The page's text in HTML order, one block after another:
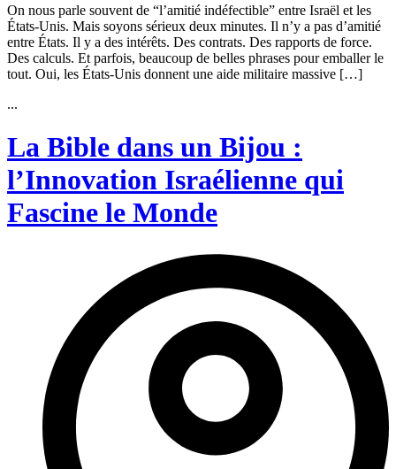
On nous parle souvent de “l’amitié indéfectible” entre Israël et les
États-Unis. Mais soyons sérieux deux minutes. Il n’y a pas d’amitié
entre États. Il y a des intérêts. Des contrats. Des rapports de force.
Des calculs. Et parfois, beaucoup de belles phrases pour emballer le
tout. Oui, les États-Unis donnent une aide militaire massive […]
...
La Bible dans un Bijou :
l’Innovation Israélienne qui
Fascine le Monde